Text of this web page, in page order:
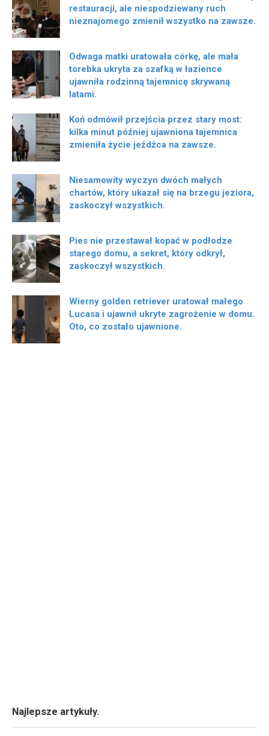
restauracji, ale niespodziewany ruch
nieznajomego zmienił wszystko na zawsze.
Odwaga matki uratowała córkę, ale mała
torebka ukryta za szafką w łazience
ujawniła rodzinną tajemnicę skrywaną
latami.
Koń odmówił przejścia przez stary most:
kilka minut później ujawniona tajemnica
zmieniła życie jeźdźca na zawsze.
Niesamowity wyczyn dwóch małych
chartów, który ukazał się na brzegu jeziora,
zaskoczył wszystkich.
Pies nie przestawał kopać w podłodze
starego domu, a sekret, który odkrył,
zaskoczył wszystkich.
Wierny golden retriever uratował małego
Lucasa i ujawnił ukryte zagrożenie w domu.
Oto, co zostało ujawnione.
Najlepsze artykuły.